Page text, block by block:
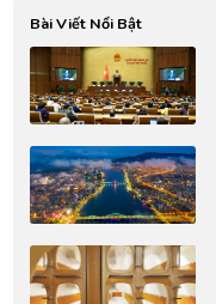
Bài Viết Nổi Bật